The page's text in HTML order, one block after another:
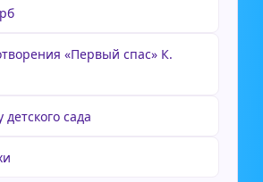
«Первый спас» К.
сада